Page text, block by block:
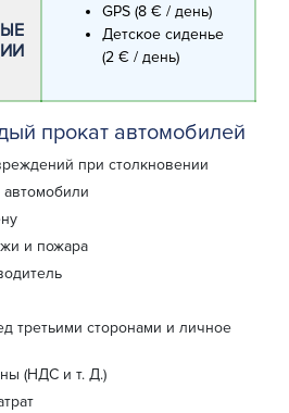
GPS (8 € / день)
Детское сиденье
(2 € / день)
прокат автомобилей
при столкновении
и пожара
третьими сторонами и личное
(НДС и т. Д.)